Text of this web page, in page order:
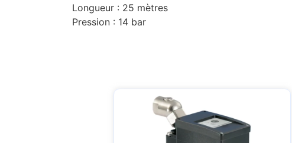
Longueur : 25 mètres
Pression : 14 bar